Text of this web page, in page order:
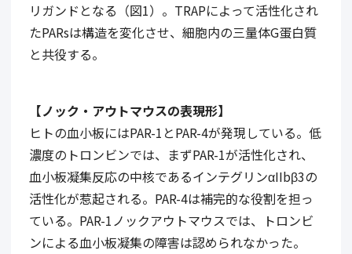
リガンドとなる（図1）。TRAPによって活性化され
たPARsは構造を変化させ、細胞内の三量体G蛋白質
と共役する。
【ノック・アウトマウスの表現形】
ヒトの血小板にはPAR-1とPAR-4が発現している。低
濃度のトロンビンでは、まずPAR-1が活性化され、
血小板凝集反応の中核であるインテグリンαIIbβ3の
活性化が惹起される。PAR-4は補完的な役割を担っ
ている。PAR-1ノックアウトマウスでは、トロンビ
ンによる血小板凝集の障害は認められなかった。